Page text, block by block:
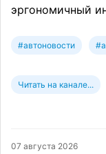
эргономичный
#автоновости
Читать на канале...
07 августа 2026